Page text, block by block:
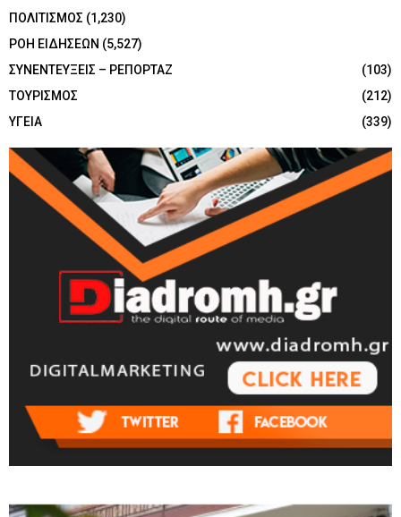
ΠΟΛΙΤΙΣΜΟΣ (1,230)
ΡΟΗ ΕΙΔΗΣΕΩΝ (5,527)
ΣΥΝΕΝΤΕΥΞΕΙΣ – ΡΕΠΟΡΤΑΖ
(103)
ΤΟΥΡΙΣΜΟΣ
(212)
ΥΓΕΙΑ
(339)